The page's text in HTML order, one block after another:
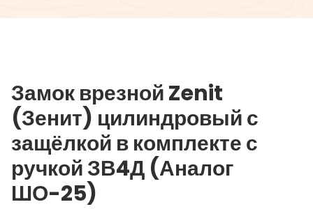
Замок врезной Zenit
(Зенит) цилиндровый с
защёлкой в комплекте с
ручкой ЗВ4Д (Аналог
ШО-25)